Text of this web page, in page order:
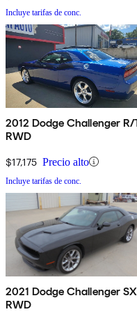
Incluye tarifas de conc.
2012 Dodge Challenger R/
RWD
$17,175 Precio alto
Incluye tarifas de conc.
2021 Dodge Challenger
RWD